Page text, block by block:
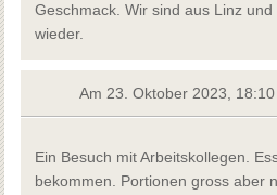
Geschmack. Wir sind aus Linz
wieder.
Am 23. Oktober 2023, 18:10
Ein Besuch mit Arbeitskollegen.
bekommen. Portionen gross aber